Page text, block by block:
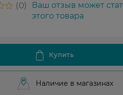
0
Ваш отзыв может
этого товара
Наличие в магазинах